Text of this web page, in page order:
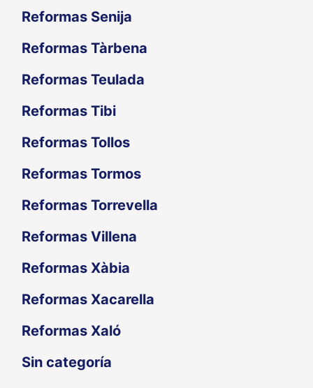
Reformas Senija
Reformas Tàrbena
Reformas Teulada
Reformas Tibi
Reformas Tollos
Reformas Tormos
Reformas Torrevella
Reformas Villena
Reformas Xàbia
Reformas Xacarella
Reformas Xaló
Sin categoría